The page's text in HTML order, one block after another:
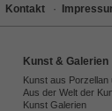
Kontakt ·
Kunst & Galerien
Kunst aus Porzellan
Aus der Welt der
Kunst Galerien